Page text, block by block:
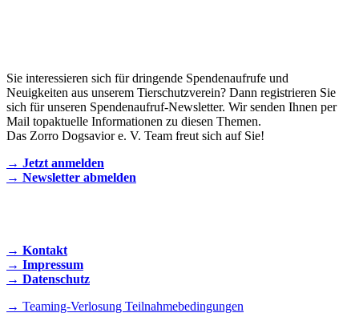
Sie interessieren sich für dringende Spendenaufrufe und
Neuigkeiten aus unserem Tierschutzverein? Dann registrieren Sie
sich für unseren Spendenaufruf-Newsletter. Wir senden Ihnen per
Mail topaktuelle Informationen zu diesen Themen.
Das Zorro Dogsavior e. V. Team freut sich auf Sie!
→ Jetzt anmelden
→ Newsletter abmelden
→ Kontakt
→ Impressum
→ Datenschutz
→ Teaming-Verlosung Teilnahmebedingungen